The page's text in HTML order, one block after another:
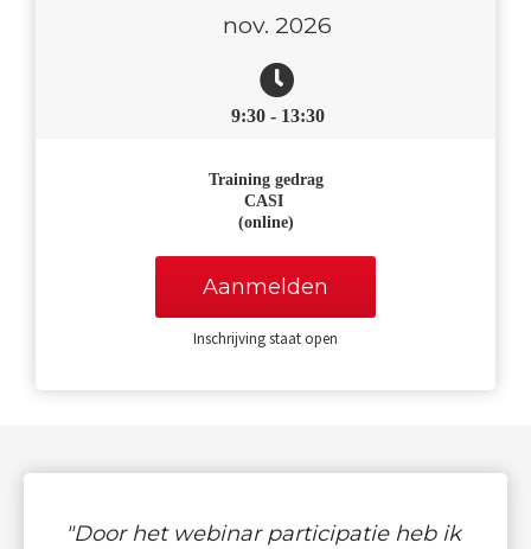
nov. 2026
9:30 - 13:30
Training gedrag
CASI
(online)
Aanmelden
Inschrijving staat open
"Door het webinar participatie heb ik